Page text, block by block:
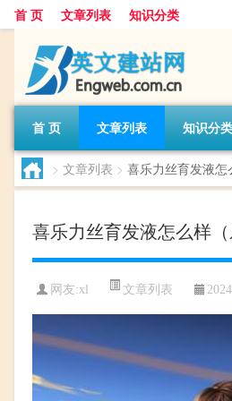
首 页 文章列表 知识分类
首 页 文章列表 知识分类
> 文章列表 > 喜乐力丝育发液
喜乐力丝育发液怎么样
网友:xl 文章列表